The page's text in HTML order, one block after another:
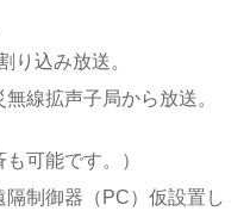
り込み放送。
線拡声子局から放送。
可能です。）
制御器（PC）仮設置し